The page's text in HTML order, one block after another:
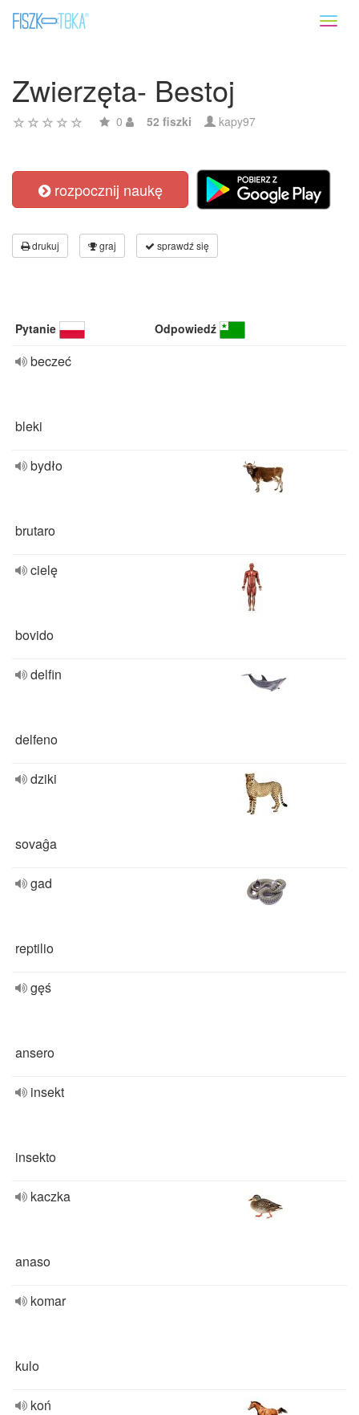
Zwierzęta- Bestoj
0 52 fiszki kapy97
rozpocznij naukę
drukuj graj sprawdź się
Pytanie Odpowiedź
beczeć
bleki
bydło
brutaro
cielę
bovido
delfin
delfeno
dziki
sovaĝa
gad
reptilio
gęś
ansero
insekt
insekto
kaczka
anaso
komar
kulo
koń